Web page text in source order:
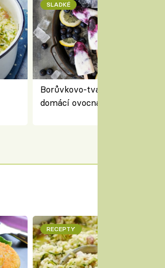
SLADKÉ
Borůvkovo-tvarohové nanuky
domácí ovocná zmrzlina na
RECEPTY